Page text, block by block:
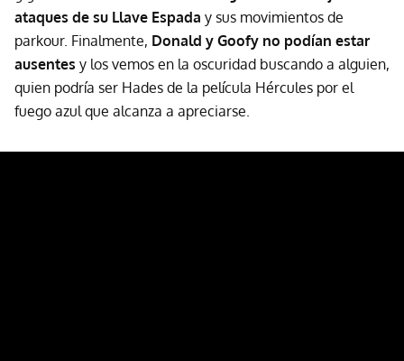
ataques de su Llave Espada y sus movimientos de
parkour. Finalmente, Donald y Goofy no podían estar
ausentes y los vemos en la oscuridad buscando a alguien,
quien podría ser Hades de la película Hércules por el
fuego azul que alcanza a apreciarse.